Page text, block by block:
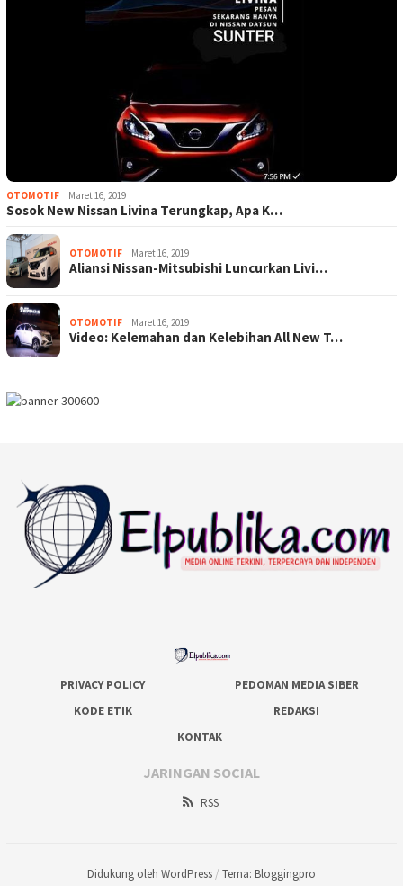
OTOMOTIF Maret 16, 2019
Sosok New Nissan Livina Terungkap, Apa K…
OTOMOTIF Maret 16, 2019
Aliansi Nissan-Mitsubishi Luncurkan Livi…
OTOMOTIF Maret 16, 2019
Video: Kelemahan dan Kelebihan All New T…
PRIVACY POLICY
PEDOMAN MEDIA SIBER
KODE ETIK
REDAKSI
KONTAK
JARINGAN SOCIAL
RSS
Didukung oleh WordPress / Tema: Bloggingpro